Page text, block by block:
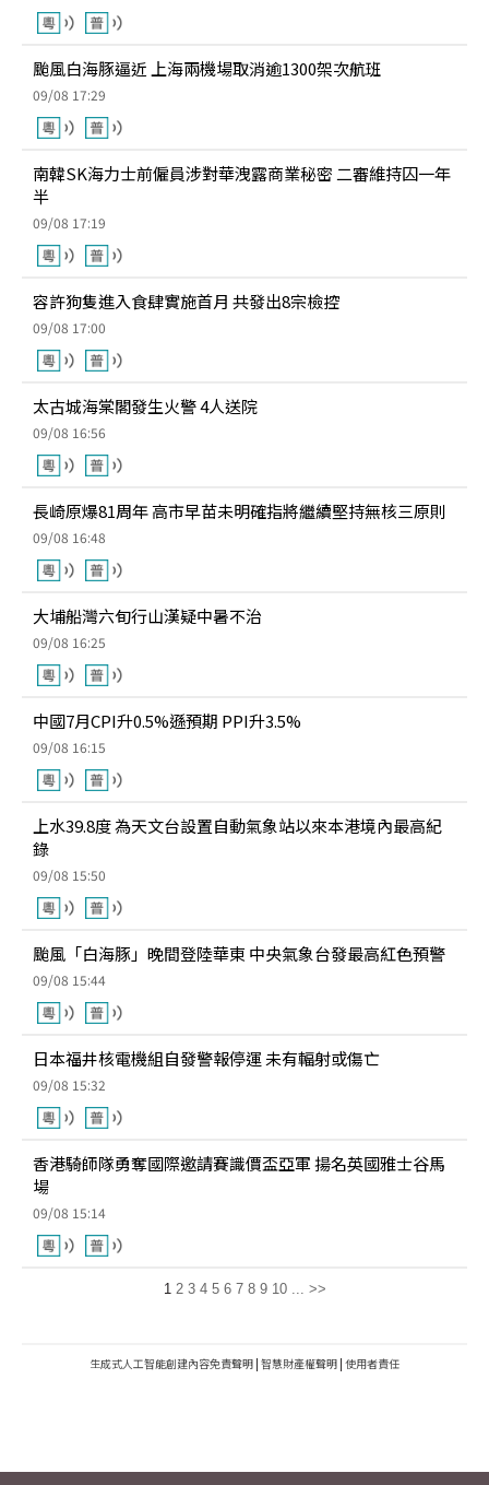
颱風白海豚逼近 上海兩機場取消逾1300架次航班
09/08 17:29
南韓SK海力士前僱員涉對華洩露商業秘密 二審維持囚一年
半
09/08 17:19
容許狗隻進入食肆實施首月 共發出8宗檢控
09/08 17:00
太古城海棠閣發生火警 4人送院
09/08 16:56
長崎原爆81周年 高市早苗未明確指將繼續堅持無核三原則
09/08 16:48
大埔船灣六旬行山漢疑中暑不治
09/08 16:25
中國7月CPI升0.5%遜預期 PPI升3.5%
09/08 16:15
上水39.8度 為天文台設置自動氣象站以來本港境內最高紀
錄
09/08 15:50
颱風「白海豚」晚間登陸華東 中央氣象台發最高紅色預警
09/08 15:44
日本福井核電機組自發警報停運 未有輻射或傷亡
09/08 15:32
香港騎師隊勇奪國際邀請賽識價盃亞軍 揚名英國雅士谷馬
場
09/08 15:14
1 2 3 4 5 6 7 8 9 10 ... >>
生成式人工智能創建內容免責聲明 | 智慧財產權聲明 | 使用者責任